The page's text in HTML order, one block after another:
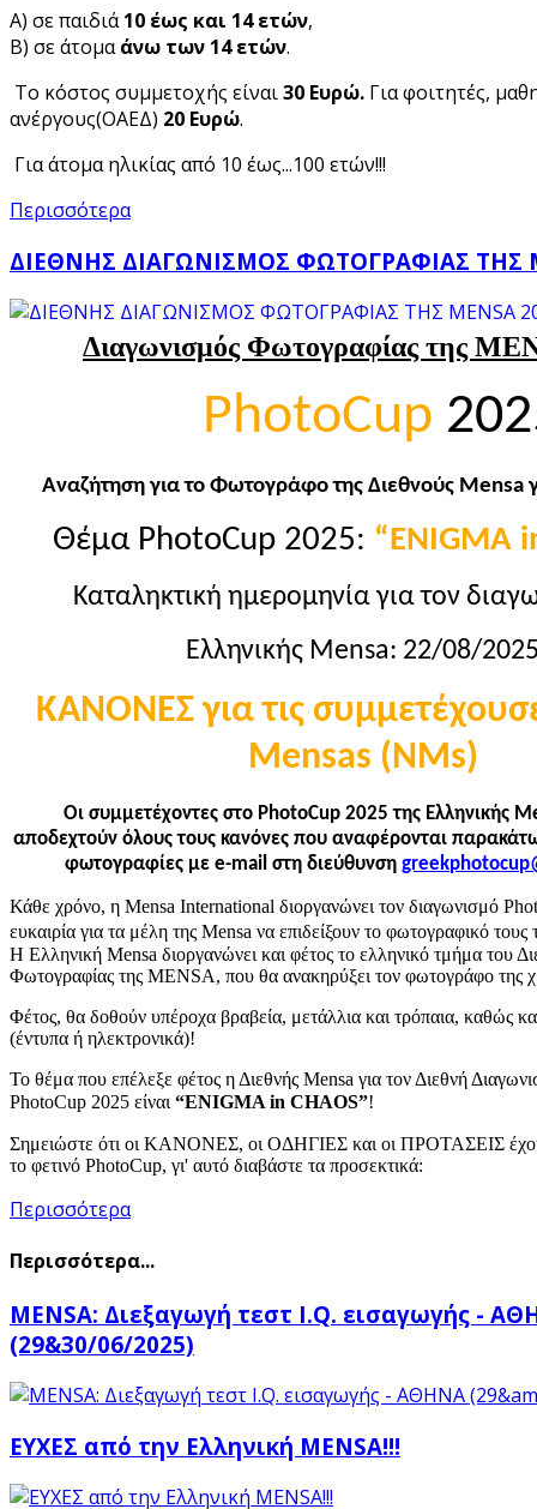
Α) σε παιδιά10 έως και 14 ετών,
Β) σε άτομαάνω των 14 ετών.
Το κόστος συμμετοχής είναι30 Ευρώ. Για φοιτητές,
ανέργους(ΟΑΕΔ) 20 Ευρώ.
Για άτομα ηλικίας από 10 έως...100 ετών!!!
Περισσότερα
ΔΙΕΘΝΗΣ ΔΙΑΓΩΝΙΣΜΟΣ ΦΩΤΟΓΡΑΦΙΑΣ ΤΗΣ
Διαγωνισμός Φωτογραφίας της
PhotoCup
Αναζήτηση για το Φωτογράφο της Διεθνούς Mensa
ΘέμαPhotoCup 2025: “ENIGMA
Καταληκτική ημερομηνία για τον
Ελληνικής Mensa: 22/08/
ΚΑΝΟΝΕΣ για τις
Mensas (NMs)
Οι συμμετέχοντες στο PhotoCup2025 της Ελληνικής
αποδεχτούν όλους τους κανόνες που αναφέρονται
φωτογραφίες με e-mail στη διεύθυνση
Κάθε χρόνο, η Mensa International διοργανώνει τον διαγωνισμό
ευκαιρία για τα μέλη της Mensa να επιδείξουν το φωτογραφικό
Η Ελληνική Mensa διοργανώνει και φέτος το ελληνικό τμήμα του
Φωτογραφίας της MENSA, που θα ανακηρύξει τον φωτογράφο της
Φέτος, θα δοθούν υπέροχα βραβεία, μετάλλια και τρόπαια, καθώς
(έντυπα ή ηλεκτρονικά)!
Το θέμα που επέλεξε φέτος η Διεθνής Mensa για τον Διεθνή
PhotoCup 2025 είναι “ENIGMA in CHAOS”!
Σημειώστε ότι οι ΚΑΝΟΝΕΣ, οι ΟΔΗΓΙΕΣ και οι ΠΡΟΤΑΣΕΙΣ έχουν
το φετινό PhotoCup, γι' αυτό διαβάστε τα προσεκτικά:
Περισσότερα
Περισσότερα...
MENSA: Διεξαγωγή τεστ I.Q. εισαγωγής -
(29&30/06/2025)
ΕΥΧΕΣ από την Ελληνική MENSA!!!